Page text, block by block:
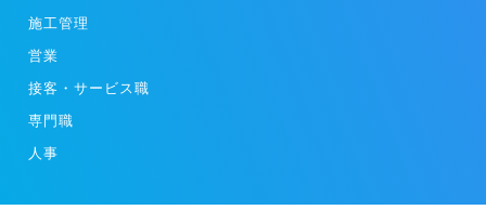
施工管理
営業
接客・サービス職
専門職
人事